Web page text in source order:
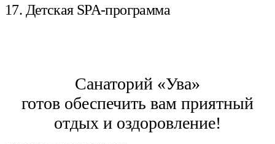
17. Детская SPA-программа
Санаторий «Ува»
готов обеспечить вам приятный
отдых и оздоровление!